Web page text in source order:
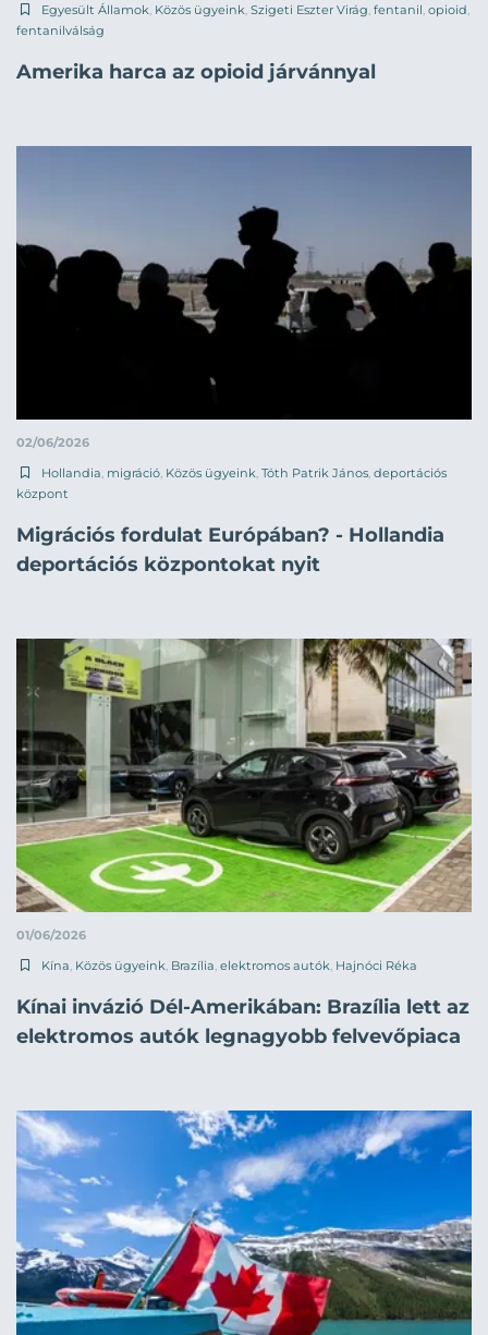
Egyesült Államok, Közös ügyeink, Szigeti Eszter Virág, fentanil, opioid,
fentanilválság
Amerika harca az opioid járvánnyal
02/06/2026
Hollandia, migráció, Közös ügyeink, Tóth Patrik János, deportációs
központ
Migrációs fordulat Európában? - Hollandia
deportációs központokat nyit
01/06/2026
Kína, Közös ügyeink, Brazília, elektromos autók, Hajnóci Réka
Kínai invázió Dél-Amerikában: Brazília lett az
elektromos autók legnagyobb felvevőpiaca